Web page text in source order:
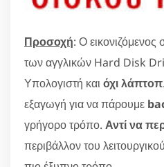
Προσοχή: Ο
των αγγλικών Hard Disk
Υπολογιστή και όχι λάπτοπ
εξαγωγή για να πάρουμε
γρήγορο τρόπο. Αντί να
περιβάλλον του